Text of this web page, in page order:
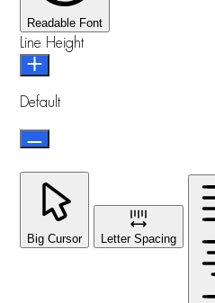
Readable Font
Line Height
Default
Big Cursor Letter Spacing